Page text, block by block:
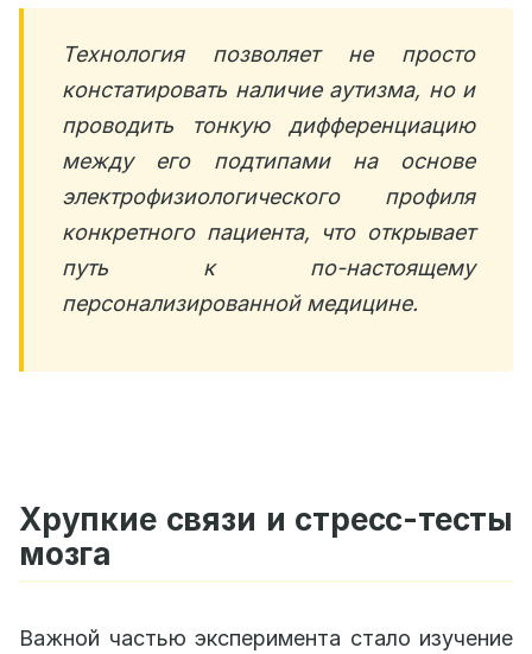
Технология позволяет не просто
констатировать наличие аутизма, но и
проводить тонкую дифференциацию
между его подтипами на основе
электрофизиологического профиля
конкретного пациента, что открывает
путь к по-настоящему
персонализированной медицине.
Хрупкие связи и стресс-тесты
мозга
Важной частью эксперимента стало изучение